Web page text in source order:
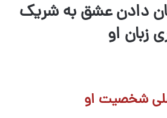
دادن عشق به شریک
زبان او
شخصیت او